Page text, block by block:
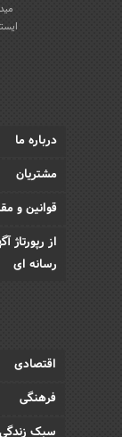
درباره ما
مشتریان
قوانین و
از رپورتاژ
رسانه ای
اقتصادی
فرهنگی
سبک زندگی